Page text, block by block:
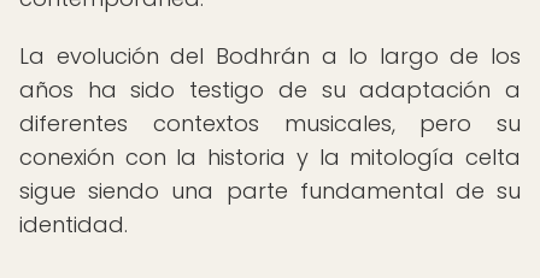
La evolución del Bodhrán a lo largo de los
años ha sido testigo de su adaptación a
diferentes contextos musicales, pero su
conexión con la historia y la mitología celta
sigue siendo una parte fundamental de su
identidad.